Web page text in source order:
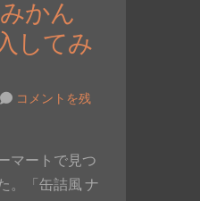
かん
してみ
コメントを残
マートで見つ
。「缶詰風 ナ